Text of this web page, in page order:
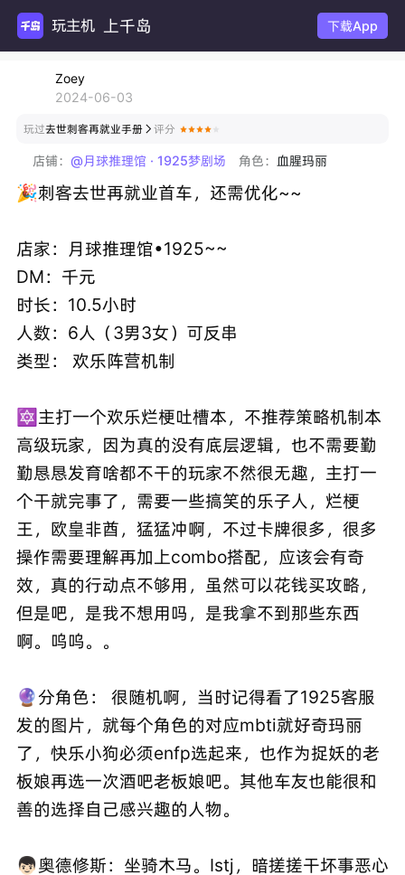
玩主机游 上千岛 下载App
Zoey
2024-06-03
玩过去世刺客再就业手册 评分
店铺： @月球推理馆 · 1925梦剧场 角色：血腥玛丽
🎉刺客去世再就业首车，还需优化~~
店家：月球推理馆•1925~~
DM：千元
时长：10.5小时
人数：6人（3男3女）可反串
类型： 欢乐阵营机制
🔯主打一个欢乐烂梗吐槽本，不推荐策略机制本
高级玩家，因为真的没有底层逻辑，也不需要勤
勤恳恳发育啥都不干的玩家不然很无趣，主打一
个干就完事了，需要一些搞笑的乐子人，烂梗
王，欧皇非酋，猛猛冲啊，不过卡牌很多，很多
操作需要理解再加上combo搭配，应该会有奇
效，真的行动点不够用，虽然可以花钱买攻略，
但是吧，是我不想用吗，是我拿不到那些东西
啊。呜呜。。
🔮分角色： 很随机啊，当时记得看了1925客服
发的图片，就每个角色的对应mbti就好奇玛丽
了，快乐小狗必须enfp选起来，也作为捉妖的老
板娘再选一次酒吧老板娘吧。其他车友也能很和
善的选择自己感兴趣的人物。
👦🏻奥德修斯：坐骑木马。Istj，暗搓搓干坏事恶心